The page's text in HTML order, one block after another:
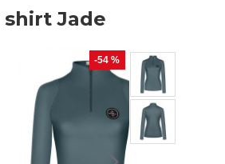
shirt Jade
-54 %